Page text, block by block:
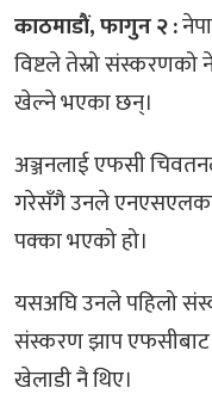
काठमाडाैं, फागुन २ :
विष्टले तेस्रो
खेल्ने भएका छन्।
अञ्जनलाई एफसी
गरेसँगै उनले
पक्का भएको हो।
यसअघि उनले पहिलो
संस्करण झाप एफसीबाट
खेलाडी नै थिए।